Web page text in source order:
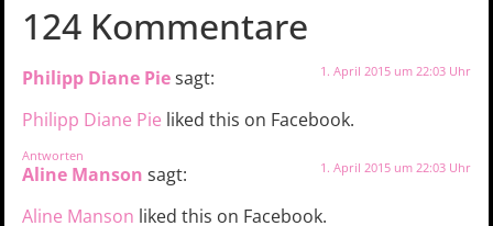
124 Kommentare
Philipp Diane Piesagt: 1. April 2015 um 22:03 Uhr
Philipp Diane Pie liked this on Facebook.
Antworten
Aline Manson sagt: 1. April 2015 um 22:03 Uhr
Aline Manson liked this on Facebook.